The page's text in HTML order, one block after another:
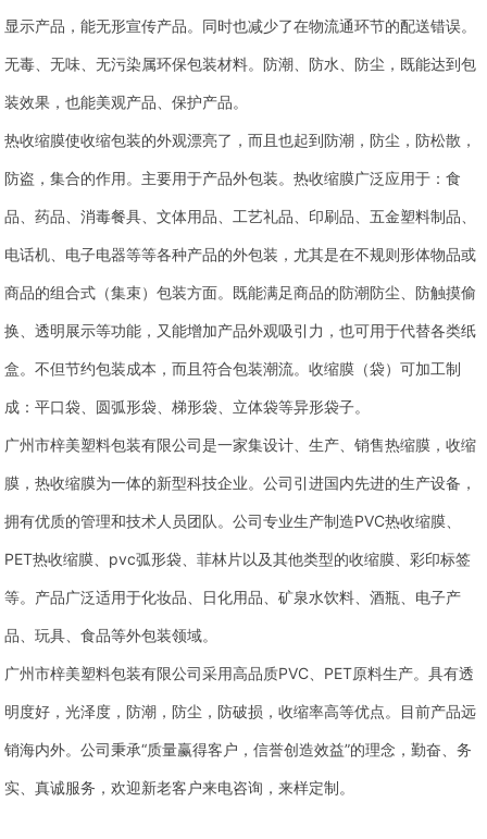
显示产品，能无形宣传产品。同时也减少了在物流通环节的配送错误。
无毒、无味、无污染属环保包装材料。防潮、防水、防尘，既能达到包
装效果，也能美观产品、保护产品。
热收缩膜使收缩包装的外观漂亮了，而且也起到防潮，防尘，防松散，
防盗，集合的作用。主要用于产品外包装。热收缩膜广泛应用于：食
品、药品、消毒餐具、文体用品、工艺礼品、印刷品、五金塑料制品、
电话机、电子电器等等各种产品的外包装，尤其是在不规则形体物品或
商品的组合式（集束）包装方面。既能满足商品的防潮防尘、防触摸偷
换、透明展示等功能，又能增加产品外观吸引力，也可用于代替各类纸
盒。不但节约包装成本，而且符合包装潮流。收缩膜（袋）可加工制
成：平口袋、圆弧形袋、梯形袋、立体袋等异形袋子。
广州市梓美塑料包装有限公司是一家集设计、生产、销售热缩膜，收缩
膜，热收缩膜为一体的新型科技企业。公司引进国内先进的生产设备，
拥有优质的管理和技术人员团队。公司专业生产制造PVC热收缩膜、
PET热收缩膜、pvc弧形袋、菲林片以及其他类型的收缩膜、彩印标签
等。产品广泛适用于化妆品、日化用品、矿泉水饮料、酒瓶、电子产
品、玩具、食品等外包装领域。
广州市梓美塑料包装有限公司采用高品质PVC、PET原料生产。具有透
明度好，光泽度，防潮，防尘，防破损，收缩率高等优点。目前产品远
销海内外。公司秉承“质量赢得客户，信誉创造效益”的理念，勤奋、务
实、真诚服务，欢迎新老客户来电咨询，来样定制。